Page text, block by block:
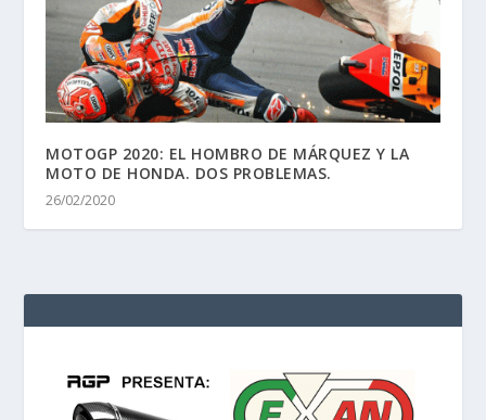
MOTOGP 2020: EL HOMBRO DE MÁRQUEZ Y LA
MOTO DE HONDA. DOS PROBLEMAS.
26/02/2020